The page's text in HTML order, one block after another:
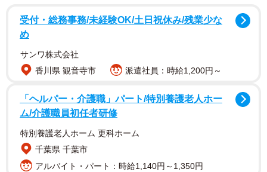
受付・総務事務/未経験OK/土日祝休み/残業少な
め
サンワ株式会社
香川県 観音寺市
派遣社員：時給1,200円～
「ヘルパー・介護職」パート/特別養護老人ホー
ム/介護職員初任者研修
特別養護老人ホーム 更科ホーム
千葉県 千葉市
アルバイト・パート：時給1,140円～1,350円